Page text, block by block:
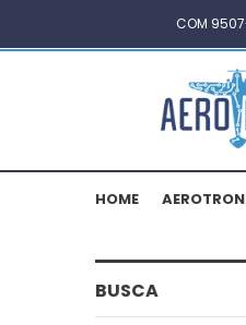
COM
HOME
BUSCA